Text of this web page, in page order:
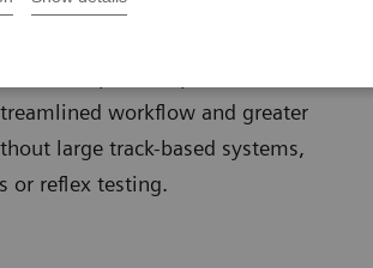
workflow and greater
large track-based systems,
or reflex testing.